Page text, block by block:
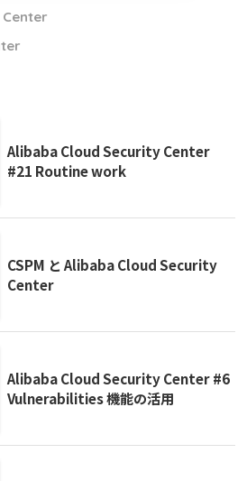
Alibaba Cloud Security Center
#21 Routine work
CSPM と Alibaba Cloud Security
Center
Alibaba Cloud Security Center #6
Vulnerabilities 機能の活用